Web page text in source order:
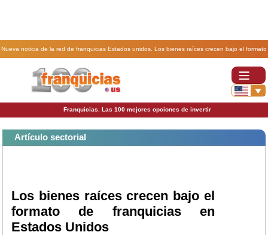
Nueva noticia de la red de franquicias Estados unidos. Los bienes raíces crecen bajo el formato
Franquicias. Las 100 mejores opciones de invertir
Artículo sectorial
Los bienes raíces crecen bajo el
formato de franquicias en
Estados Unidos